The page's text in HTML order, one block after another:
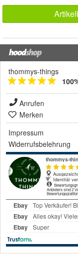
thommys-things
Anrufen
Merken
Impressum
Widerrufsbelehrung